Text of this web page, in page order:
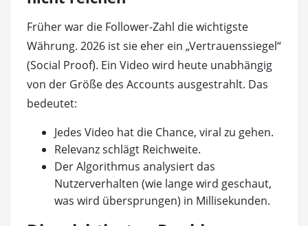
Früher war die Follower-Zahl die wichtigste
Währung. 2026 ist sie eher ein „Vertrauenssiegel“
(Social Proof). Ein Video wird heute unabhängig
von der Größe des Accounts ausgestrahlt. Das
bedeutet:
Jedes Video hat die Chance, viral zu gehen.
Relevanz schlägt Reichweite.
Der Algorithmus analysiert das
Nutzerverhalten (wie lange wird geschaut,
was wird übersprungen) in Millisekunden.